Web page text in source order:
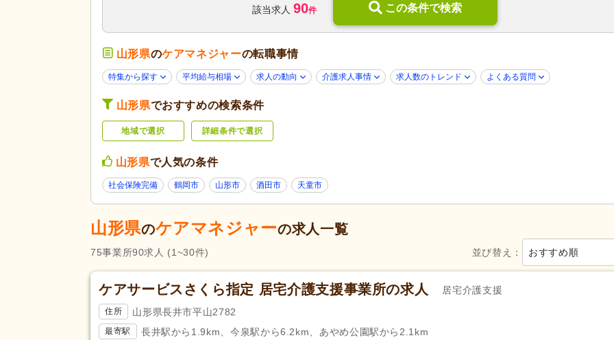
介護付き有料老人ホーム (4) サービス付き高齢者向け住宅(1)
介護老人保健施設(6)
グループホーム (12)
だわり
未経験可(64) ブランク可(65) 学歴不問(70)
50代活躍(65)
ハローワーク求人を除く
勤務形態
週3日から可 即日勤務可(2)
応募資格
(77)
自動車免許(56)
小規模多機能型サービス等計画作成
完全週休2日 (8) 週休2日 (26)
該当求人 90件 この条件で検索
山形県のケアマネジャーの転職事情
特集から探す 平均給与相場 求人の動向 介護求人事情 求人数のトレンド よくある質問
山形県でおすすめの検索条件
地域で選択 詳細条件で選択
山形県で人気の条件
社会保険完備 鶴岡市 山形市 酒田市 天童市
山形県のケアマネジャーの求人一覧
並び替え： おすすめ順
75事業所90求人 (1~30件)
ケアサービスさくら指定 居宅介護支援事業所の求人 居宅介護支援
住所 山形県長井市平山2782
最寄駅 長井駅から1.9km、今泉駅から6.2km、あやめ公園駅から2.1km